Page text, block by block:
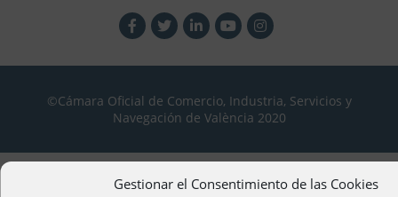
Gestionar el Consentimiento de las Cookies
©Cámara Oficial de Comercio, Industria, Servicios y
Navegación de València 2020